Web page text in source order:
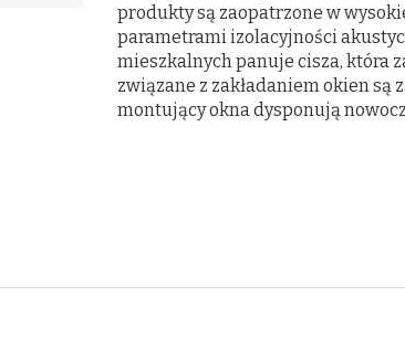
produkty są zaopatrzone w
parametrami izolacyjności
mieszkalnych panuje cisza, która
związane z zakładaniem okien
montujący okna dysponują